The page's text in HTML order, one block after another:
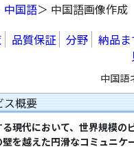
中国語＞ 中国語画像作成
品質保証 分野 納品
中国語
ス概要
現代において、世界規模
を越えた円滑なコミュニケ